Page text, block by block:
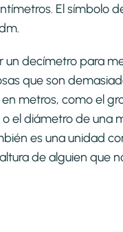
El símbolo
un decímetro para
que son
metros, como el
el diámetro de una
es una unidad
de alguien que